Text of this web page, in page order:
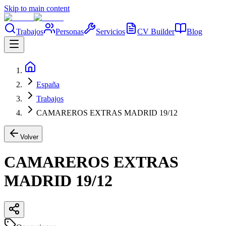
Skip to main content
Trabajos Personas Servicios CV Builder Blog
España
Trabajos
CAMAREROS EXTRAS MADRID 19/12
Volver
CAMAREROS EXTRAS
MADRID 19/12